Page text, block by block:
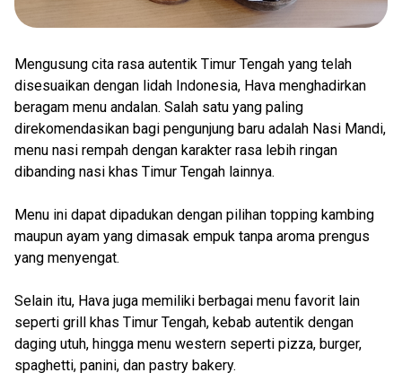
Mengusung cita rasa autentik Timur Tengah yang telah
disesuaikan dengan lidah Indonesia, Hava menghadirkan
beragam menu andalan. Salah satu yang paling
direkomendasikan bagi pengunjung baru adalah Nasi Mandi,
menu nasi rempah dengan karakter rasa lebih ringan
dibanding nasi khas Timur Tengah lainnya.
Menu ini dapat dipadukan dengan pilihan topping kambing
maupun ayam yang dimasak empuk tanpa aroma prengus
yang menyengat.
Selain itu, Hava juga memiliki berbagai menu favorit lain
seperti grill khas Timur Tengah, kebab autentik dengan
daging utuh, hingga menu western seperti pizza, burger,
spaghetti, panini, dan pastry bakery.